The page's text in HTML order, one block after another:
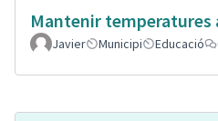
Mantenir temperatures
Javier
Municipi Educació